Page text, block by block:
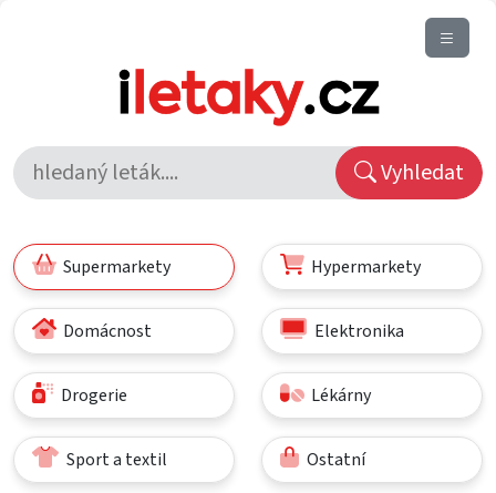
Vyhledat
Supermarkety Hypermarkety
Domácnost Elektronika
Drogerie Lékárny
Sport a textil Ostatní